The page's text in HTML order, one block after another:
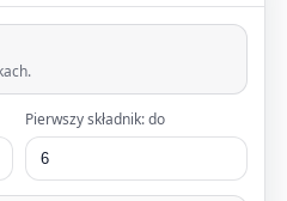
Pierwszy składnik: do